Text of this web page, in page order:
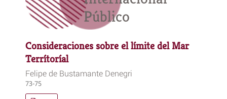
Público
Consideraciones sobre el límite del Mar
Terrítoríal
Felipe de Bustamante Denegri
73-75